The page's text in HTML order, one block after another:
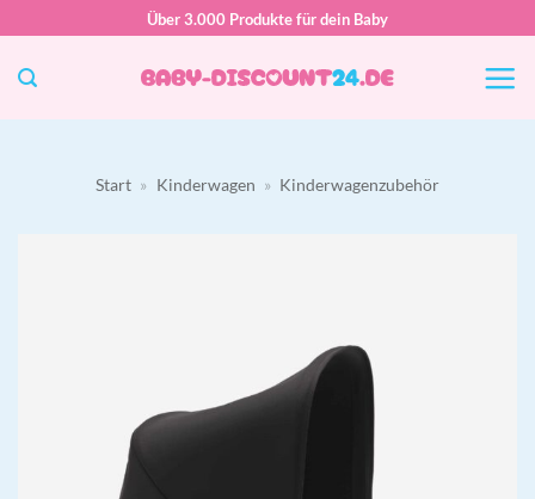
springen
Über 3.000 Produkte für dein Baby
Start » Kinderwagen » Kinderwagenzubehör